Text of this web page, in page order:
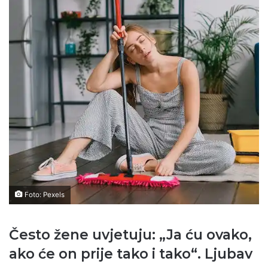
Foto: Pexels
Često žene uvjetuju: „Ja ću ovako,
ako će on prije tako i tako“. Ljubav